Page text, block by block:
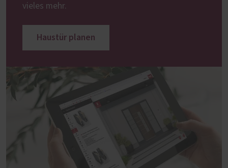
vieles mehr.
Haustür planen